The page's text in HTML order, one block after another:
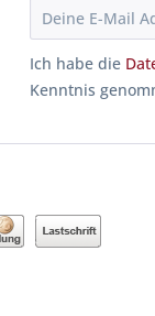
Ich habe die
Kenntnis